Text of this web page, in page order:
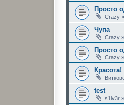
Просто
Crazy
Чупа
Crazy
Просто
Crazy »
Красота!
test
s1lv3r »